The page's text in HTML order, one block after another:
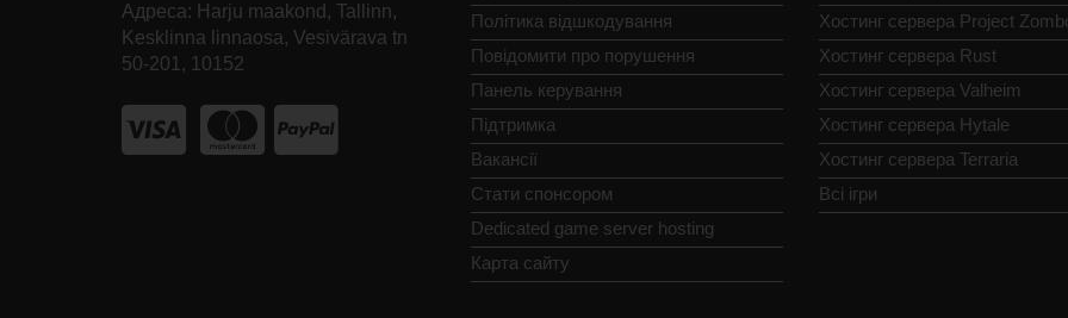
Адреса: Harju maakond, Tallinn,
Kesklinna linnaosa, Vesivärava tn
50-201, 10152
Політика відшкодування
Повідомити про порушення
Панель керування
Підтримка
Вакансії
Стати спонсором
Dedicated game server hosting
Карта сайту
Хостинг сервера Project
Хостинг сервера Rust
Хостинг сервера Valheim
Хостинг сервера Hytale
Хостинг сервера Terraria
Всі ігри